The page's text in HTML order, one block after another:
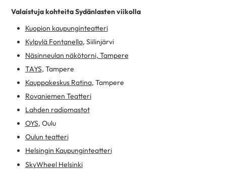
Valaistuja kohteita Sydänlasten viikolla
Kuopion kaupunginteatteri
Kylpylä Fontanella, Siilinjärvi
Näsinneulan näkötorni, Tampere
TAYS, Tampere
Kauppakeskus Ratina, Tampere
Rovaniemen Teatteri
Lahden radiomastot
OYS, Oulu
Oulun teatteri
Helsingin Kaupunginteatteri
SkyWheel Helsinki